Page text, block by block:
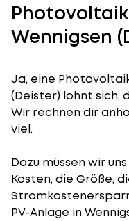
Wennigsen
Ja, eine
(Deister) lohnt sich,
Wir rechnen dir
viel.
Dazu müssen wir
Kosten, die Größe,
PV-Anlage in